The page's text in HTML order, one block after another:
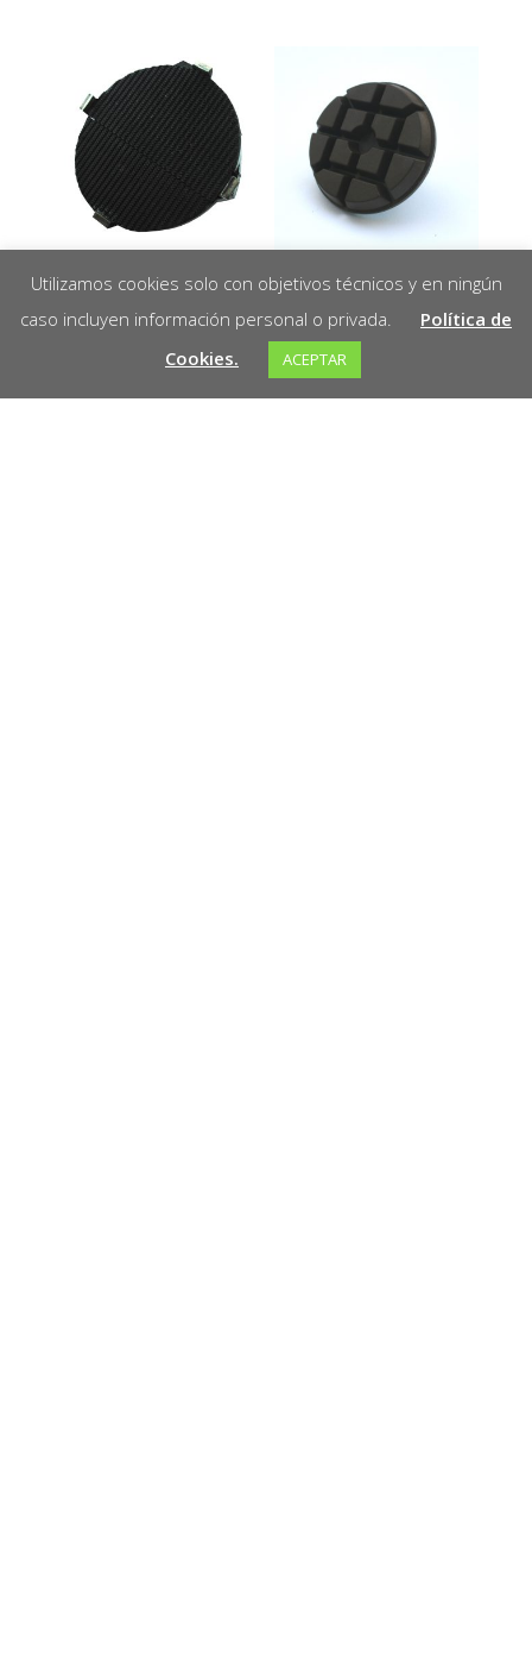
Adaptador
Velcro 80mm
Leer más
Resina 80mm
diámetro
Leer más
Utilizamos cookies solo con objetivos técnicos y en ningún
caso incluyen información personal o privada.
Política de
Cookies.
ACEPTAR